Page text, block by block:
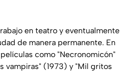
en teatro y eventualmente
de manera permanente. En
como "Necronomicón"
vampiras" (1973) y "Mil gritos